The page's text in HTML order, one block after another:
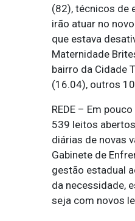
(82), técnicos de
irão atuar no
que estava
Maternidade
bairro da Cidade
(16.04), outros
REDE – Em
539 leitos
diárias de novas
Gabinete de
gestão estadual
da necessidade,
seja com novos